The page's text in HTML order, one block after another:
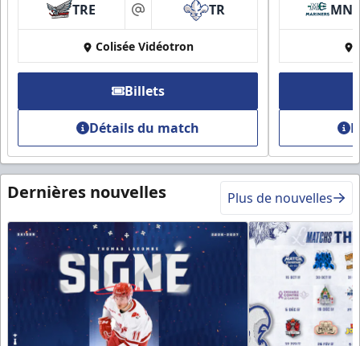
TRE at TR
Colisée Vidéotron
Billets
Détails du match
MNE
Dernières nouvelles Plus de nouvelles